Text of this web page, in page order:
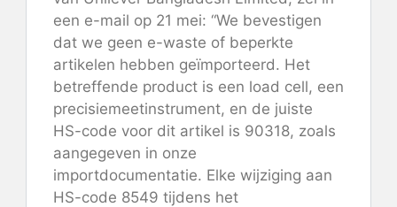
een e-mail op 21 mei: “We bevestigen
dat we geen e-waste of beperkte
artikelen hebben geïmporteerd. Het
betreffende product is een load cell, een
precisiemeetinstrument, en de juiste
HS-code voor dit artikel is 90318, zoals
aangegeven in onze
importdocumentatie. Elke wijziging aan
HS-code 8549 tijdens het